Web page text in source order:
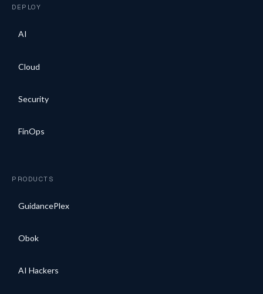
DEPLOY
AI
Cloud
Security
FinOps
PRODUCTS
GuidancePlex
Obok
AI Hackers